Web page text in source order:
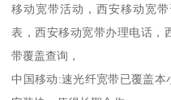
移动宽带活动，西安移动宽
表，西安移动宽带办理电话，
带覆盖查询，
中国移动:速光纤宽带已覆盖本